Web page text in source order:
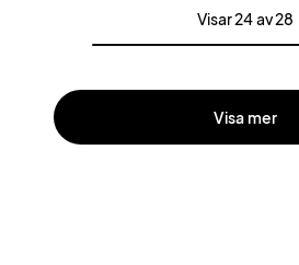
Visar 24 av 28
Visa mer